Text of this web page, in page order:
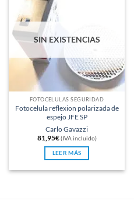
SIN EXISTENCIAS
FOTOCÉLULAS SEGURIDAD
Fotocelula reflexion polarizada de
espejo JFE SP
Carlo Gavazzi
81,95€ (IVA incluido)
LEER MÁS